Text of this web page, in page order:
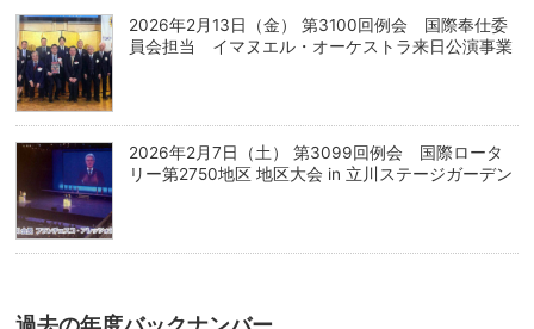
2026年2月13日（金） 第3100回例会 国際奉仕委
員会担当 イマヌエル・オーケストラ来日公演事業
2026年2月7日（土） 第3099回例会 国際ロータ
リー第2750地区 地区大会 in 立川ステージガーデン